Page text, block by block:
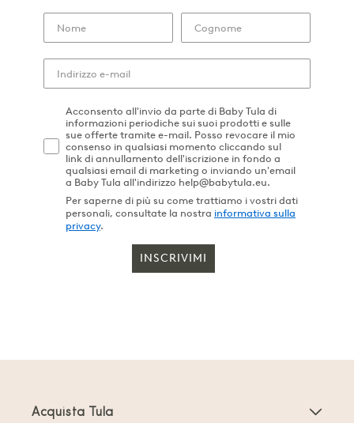
Acconsento all'invio da parte di Baby Tula di
informazioni periodiche sui suoi prodotti e sulle
sue offerte tramite e-mail. Posso revocare il mio
consenso in qualsiasi momento cliccando sul
link di annullamento dell'iscrizione in fondo a
qualsiasi email di marketing o inviando un'email
a Baby Tula all'indirizzo help@babytula.eu.
Per saperne di più su come trattiamo i vostri dati
personali, consultate la nostra informativa sulla
privacy.
INSCRIVIMI
Acquista Tula